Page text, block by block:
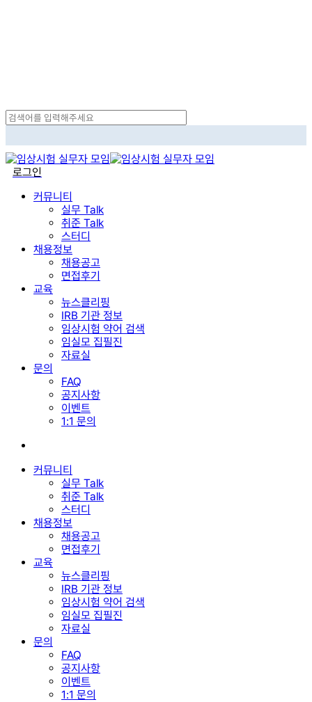
Search
로그인
커뮤니티
실무 Talk
취준 Talk
스터디
채용정보
채용공고
면접후기
교육
뉴스클리핑
IRB 기관 정보
임상시험 약어 검색
임실모 집필진
자료실
문의
FAQ
공지사항
이벤트
1:1 문의
커뮤니티
실무 Talk
취준 Talk
스터디
채용정보
채용공고
면접후기
교육
뉴스클리핑
IRB 기관 정보
임상시험 약어 검색
임실모 집필진
자료실
문의
FAQ
공지사항
이벤트
1:1 문의